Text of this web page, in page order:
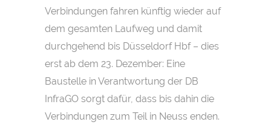
Verbindungen fahren künftig wieder auf
dem gesamten Laufweg und damit
durchgehend bis Düsseldorf Hbf – dies
erst ab dem 23. Dezember: Eine
Baustelle in Verantwortung der DB
InfraGO sorgt dafür, dass bis dahin die
Verbindungen zum Teil in Neuss enden.